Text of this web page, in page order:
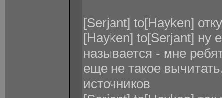
[Serjant] to[Hayken]
[Hayken] to[Serjant] ну
называется - мне
еще не такое
источников